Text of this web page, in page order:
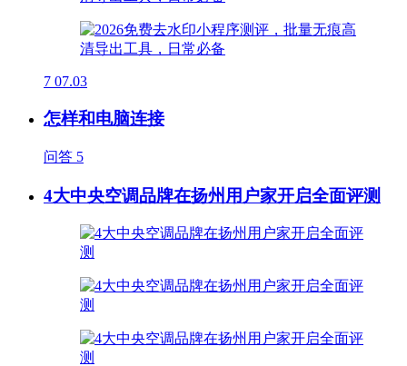
7 07.03
怎样和电脑连接
问答 5
4大中央空调品牌在扬州用户家开启全面评测